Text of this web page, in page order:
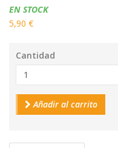
Disponibilidad:
EN STOCK
5,90 €
Cantidad
Añadir al carrito